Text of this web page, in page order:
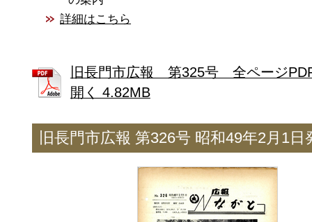
詳細はこちら
旧長門市広報 第325号 全ページ
開く 4.82MB
旧長門市広報 第326号 昭和49年2月1日